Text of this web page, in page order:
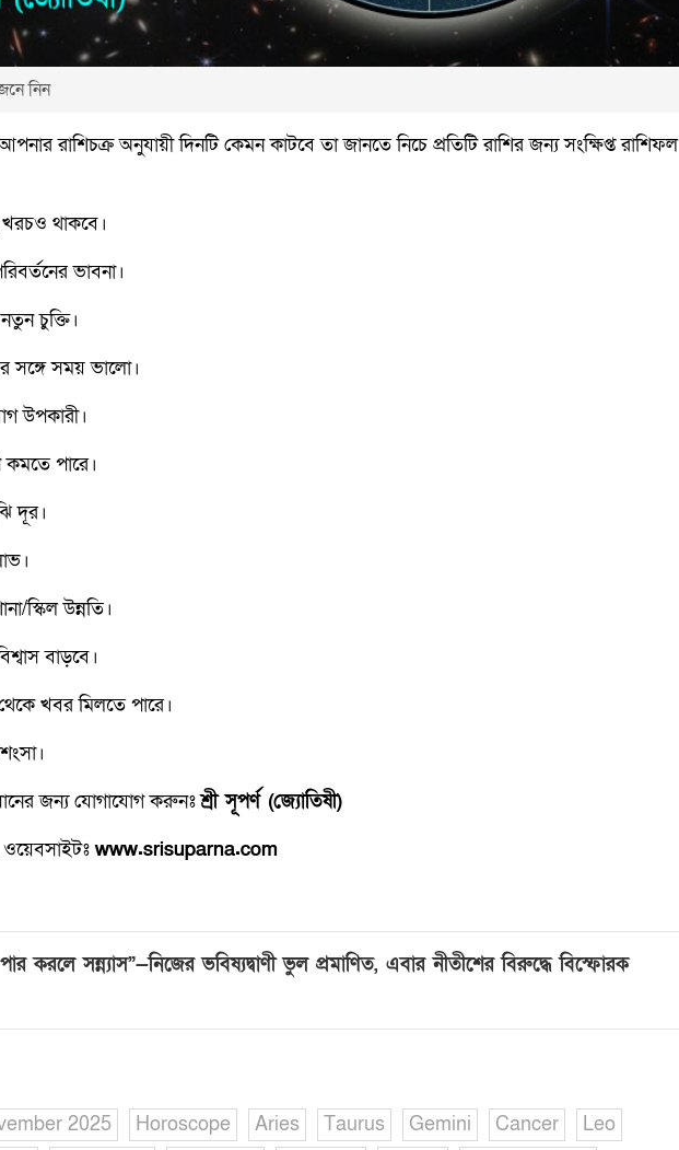
নিন
রাশিচক্র অনুযায়ী দিনটি কেমন কাটবে তা জানতে নিচে প্রতিটি রাশির জন্য সংক্ষিপ্ত রাশিফল
থাকবে।
ভাবনা।
চুক্তি।
সঙ্গে সময় ভালো।
উপকারী।
পারে।
দূর।
স্কিল উন্নতি।
বাড়বে।
খবর মিলতে পারে।
জন্য যোগাযোগ করুনঃশ্রী সূপর্ণ (জ্যোতিষী)
www.srisuparna.com
করলে সন্ন্যাস”—নিজের ভবিষ্যদ্বাণী ভুল প্রমাণিত, এবার নীতীশের বিরুদ্ধে বিস্ফোরক
2025
Horoscope Aries Taurus Gemini Cancer
Leo